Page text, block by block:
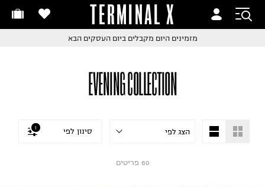
TERMINAL X
החלפות והחזרות בקליקעם שליח עד הבית!
EVENING COLLECTION
סינון לפי 1
60 פריטים